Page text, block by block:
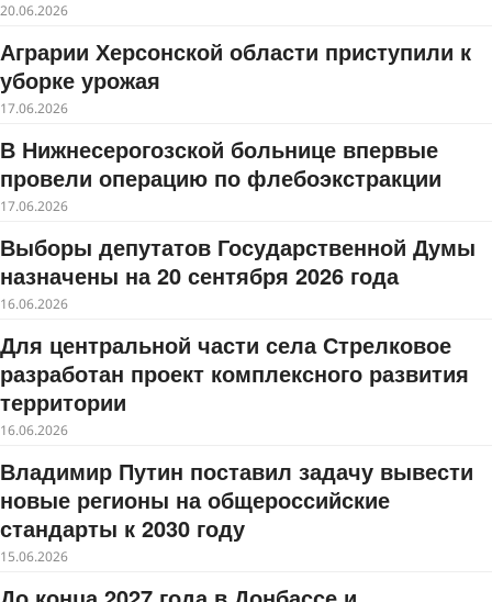
20.06.2026
Аграрии Херсонской области приступили к
уборке урожая
17.06.2026
В Нижнесерогозской больнице впервые
провели операцию по флебоэкстракции
17.06.2026
Выборы депутатов Государственной Думы
назначены на 20 сентября 2026 года
16.06.2026
Для центральной части села Стрелковое
разработан проект комплексного развития
территории
16.06.2026
Владимир Путин поставил задачу вывести
новые регионы на общероссийские
стандарты к 2030 году
15.06.2026